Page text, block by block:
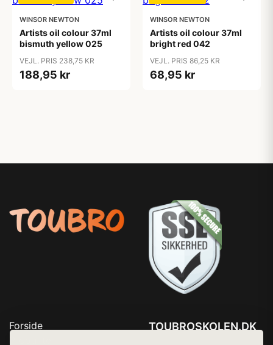
WINSOR NEWTON
Artists oil colour 37ml
bismuth yellow 025
VEJL. PRIS 238,75 KR
188,95 kr
WINSOR NEWTON
Artists oil colour 37ml
bright red 042
VEJL. PRIS 86,25 KR
68,95 kr
Forside
TOUBROSKOLEN.DK